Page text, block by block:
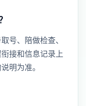
号、陪做检查、
接和信息记录上
明为准。